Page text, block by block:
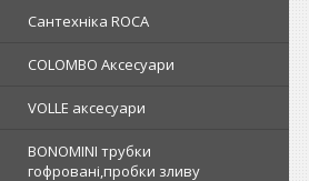
Сантехнiка ROCA
COLOMBO Аксесуари
VOLLE аксесуари
BONOMINI трубки
гофрованi,пробки зливу